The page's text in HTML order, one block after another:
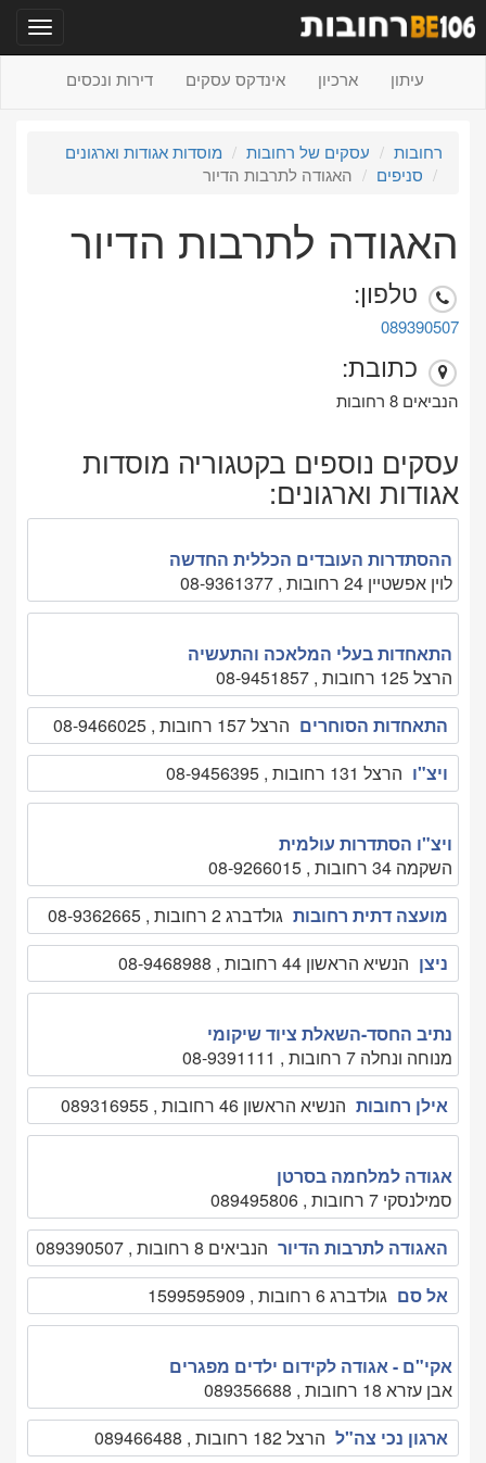
עיתון ארכיון אינדקס עסקים דירות ונכסים
רחובות עסקים של רחובות
מוסדות אגודות וארגונים
סניפים
האגודה לתרבות הדיור
האגודה לתרבות הדיור
טלפון:
089390507
כתובת:
הנביאים 8 רחובות
עסקים נוספים בקטגוריה מוסדות
אגודות וארגונים:
ההסתדרות העובדים הכללית החדשה
לוין אפשטיין 24 רחובות , 08-9361377
התאחדות בעלי המלאכה והתעשיה
הרצל 125 רחובות , 08-9451857
התאחדות הסוחרים הרצל 157 רחובות , 08-9466025
ויצ"ו הרצל 131 רחובות , 08-9456395
ויצ"ו הסתדרות עולמית
השקמה 34 רחובות , 08-9266015
מועצה דתית רחובות גולדברג 2 רחובות , 08-9362665
ניצן הנשיא הראשון 44 רחובות , 08-9468988
נתיב החסד-השאלת ציוד שיקומי
מנוחה ונחלה 7 רחובות , 08-9391111
אילן רחובות הנשיא הראשון 46 רחובות , 089316955
אגודה למלחמה בסרטן
סמילנסקי 7 רחובות , 089495806
האגודה לתרבות הדיור הנביאים 8 רחובות , 089390507
אל סם גולדברג 6 רחובות , 1599595909
אקי"ם - אגודה לקידום ילדים מפגרים
אבן עזרא 18 רחובות , 089356688
ארגון נכי צה"ל הרצל 182 רחובות , 089466488